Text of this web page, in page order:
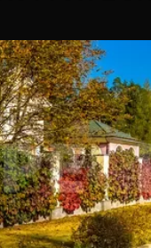
для тех, кто
чтобы